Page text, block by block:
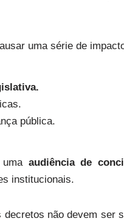
uma série de
pública.
audiência de
institucionais.
decretos não devem ser